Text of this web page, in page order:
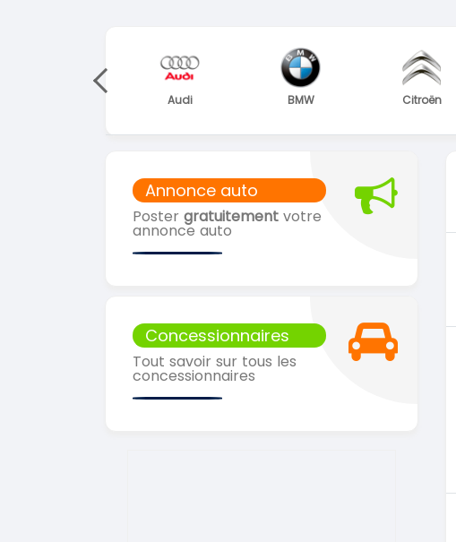
Audi BMW Citroën
Annonce auto
Poster gratuitement votre
annonce auto
Concessionnaires
Tout savoir sur tous les
concessionnaires